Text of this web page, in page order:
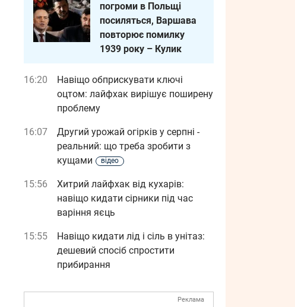
погроми в Польщі
посиляться, Варшава
повторює помилку
1939 року – Кулик
16:20
Навіщо обприскувати ключі
оцтом: лайфхак вирішує поширену
проблему
16:07
Другий урожай огірків у серпні -
реальний: що треба зробити з
кущами
відео
15:56
Хитрий лайфхак від кухарів:
навіщо кидати сірники під час
варіння яєць
15:55
Навіщо кидати лід і сіль в унітаз:
дешевий спосіб спростити
прибирання
Реклама